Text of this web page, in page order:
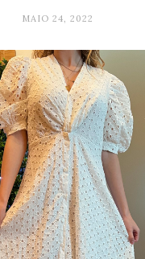
MAIO 24, 2022